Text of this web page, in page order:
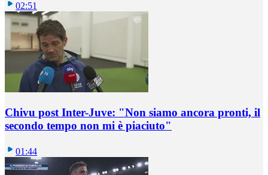
02:51
Chivu post Inter-Juve: "Non siamo ancora pronti, il
secondo tempo non mi è piaciuto"
01:44